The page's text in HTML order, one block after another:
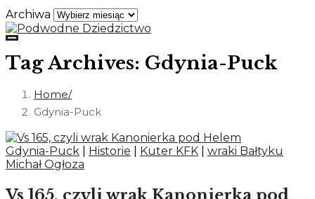
Archiwa
Tag Archives: Gdynia-Puck
Home
Gdynia-Puck
Gdynia-Puck Historie Kuter KFK
wraki Bałtyku
Michał Ogłoza
Vs 165, czyli wrak Kanonierka pod